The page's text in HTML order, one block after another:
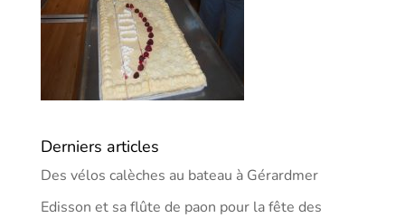
Derniers articles
Des vélos calèches au bateau à Gérardmer
Edisson et sa flûte de paon pour la fête des